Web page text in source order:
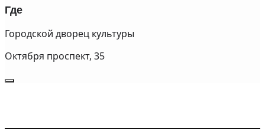
Где
Городской дворец культуры
Октября проспект, 35